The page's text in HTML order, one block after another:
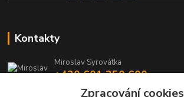
Kontakty
Miroslav Syrovátka
+420 601 350 600
(Po-Pá, 7:30-16 hod.)
Zpracování cookies